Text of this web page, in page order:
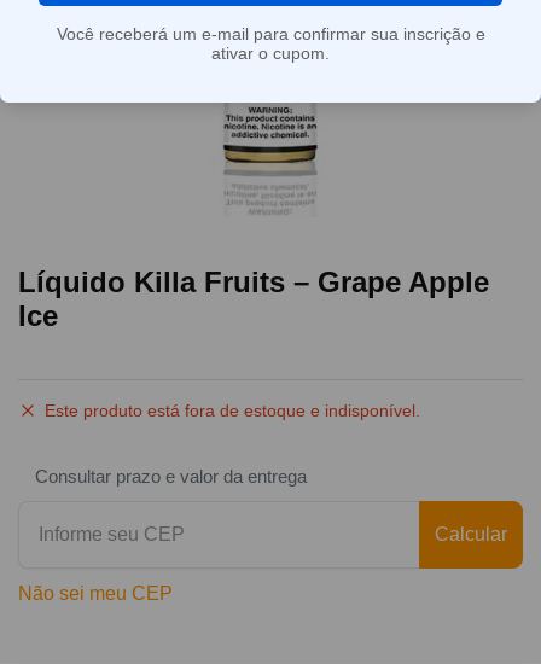
Líquido Killa Fruits – Grape Apple
Ice
Este produto está fora de estoque e indisponível.
Consultar prazo e valor da entrega
Calcular
Não sei meu CEP
Você receberá um e-mail para confirmar sua inscrição e
ativar o cupom.